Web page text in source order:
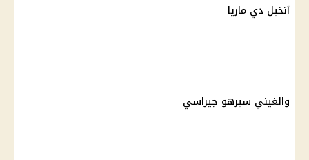
آنخيل دي ماريا
والغيني سيرهو جيراسي